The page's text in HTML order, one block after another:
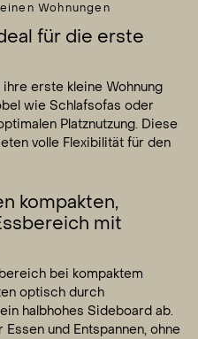
Wohnungen
für die erste
erste kleine Wohnung
wie Schlafsofas oder
Platznutzung. Diese
volle Flexibilität für den
kompakten,
mit
bei kompaktem
optisch durch
halbhohes Sideboard ab.
und Entspannen, ohne